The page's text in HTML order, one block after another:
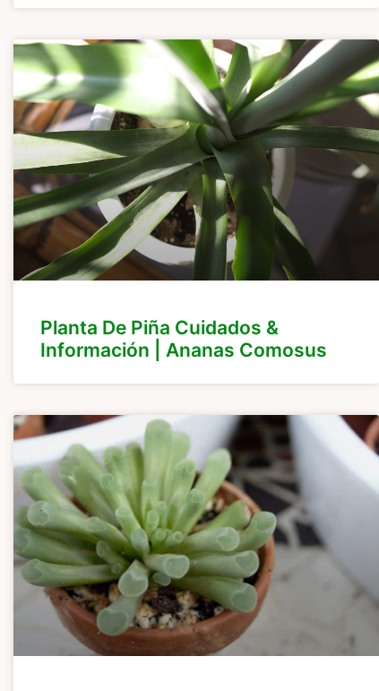
Planta De Piña Cuidados &
Información | Ananas Comosus